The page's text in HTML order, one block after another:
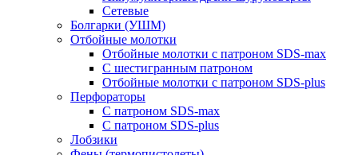
Сетевые
Болгарки (УШМ)
Отбойные молотки
Отбойные молотки с патроном SDS-max
С шестигранным патроном
Отбойные молотки с патроном SDS-plus
Перфораторы
С патроном SDS-max
С патроном SDS-plus
Лобзики